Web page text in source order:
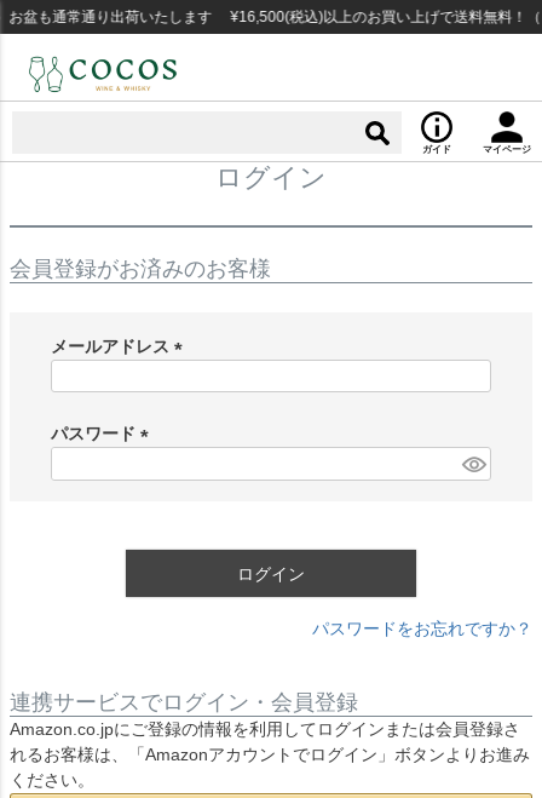
盆も通常通り出荷いたします ¥16,500(税込)以上のお買い上げで送料無料！（
ガイド マイページ
ログイン
会員登録がお済みのお客様
メールアドレス
)
パスワード
ログイン
パスワードをお忘れですか？
連携サービスでログイン・会員登録
Amazon.co.jpにご登録の情報を利用してログインまたは会員登録さ
れるお客様は、「Amazonアカウントでログイン」ボタンよりお進み
ください。